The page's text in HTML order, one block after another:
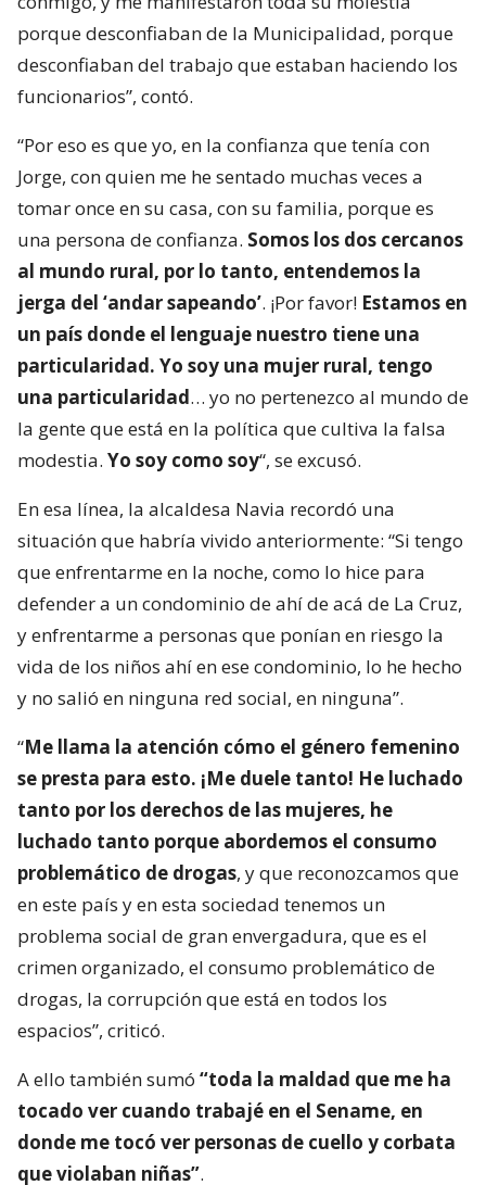
porque desconfiaban de la Municipalidad, porque
desconfiaban del trabajo que estaban haciendo los
funcionarios”, contó.
“Por eso es que yo, en la confianza que tenía con
Jorge, con quien me he sentado muchas veces a
tomar once en su casa, con su familia, porque es
una persona de confianza. Somos los dos cercanos
al mundo rural, por lo tanto, entendemos la
jerga del ‘andar sapeando’. ¡Por favor! Estamos en
un país donde el lenguaje nuestro tiene una
particularidad. Yo soy una mujer rural, tengo
una particularidad… yo no pertenezco al mundo de
la gente que está en la política que cultiva la falsa
modestia. Yo soy como soy“, se excusó.
En esa línea, la alcaldesa Navia recordó una
situación que habría vivido anteriormente: “Si tengo
que enfrentarme en la noche, como lo hice para
defender a un condominio de ahí de acá de La Cruz,
y enfrentarme a personas que ponían en riesgo la
vida de los niños ahí en ese condominio, lo he hecho
y no salió en ninguna red social, en ninguna”.
“Me llama la atención cómo el género femenino
se presta para esto. ¡Me duele tanto! He luchado
tanto por los derechos de las mujeres, he
luchado tanto porque abordemos el consumo
problemático de drogas, y que reconozcamos que
en este país y en esta sociedad tenemos un
problema social de gran envergadura, que es el
crimen organizado, el consumo problemático de
drogas, la corrupción que está en todos los
espacios”, criticó.
A ello también sumó “toda la maldad que me ha
tocado ver cuando trabajé en el Sename, en
donde me tocó ver personas de cuello y corbata
que violaban niñas”.